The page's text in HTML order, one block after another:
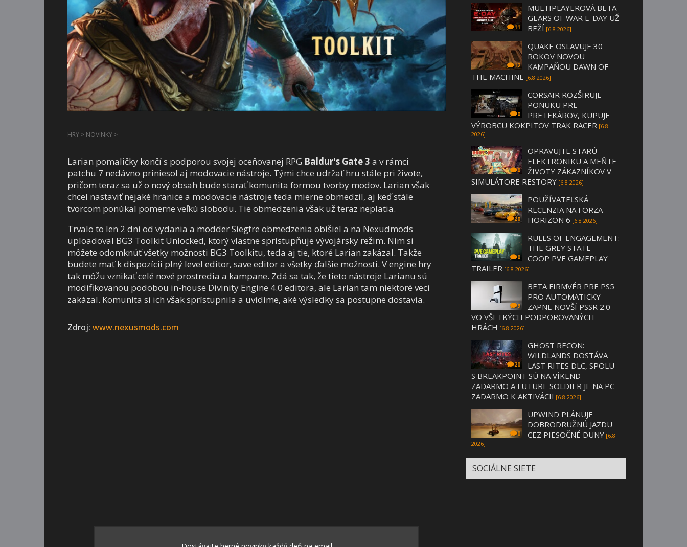
HRY > NOVINKY >
Larian pomaličky končí s podporou svojej oceňovanej RPG Baldur's Gate 3 a v rámci
patchu 7 nedávno priniesol aj modovacie nástroje. Tými chce udržať hru stále pri živote,
pričom teraz sa už o nový obsah bude starať komunita formou tvorby modov. Larian však
chcel nastaviť nejaké hranice a modovacie nástroje teda mierne obmedzil, aj keď stále
tvorcom ponúkal pomerne veľkú slobodu. Tie obmedzenia však už teraz neplatia.
Trvalo to len 2 dni od vydania a modder Siegfre obmedzenia obišiel a na Nexudmods
uploadoval BG3 Toolkit Unlocked, ktorý vlastne sprístupňuje vývojársky režim. Ním si
môžete odomknúť všetky možnosti BG3 Toolkitu, teda aj tie, ktoré Larian zakázal. Takže
budete mať k dispozícii plný level editor, save editor a všetky ďalšie možnosti. V engine hry
tak môžu vznikať celé nové prostredia a kampane. Zdá sa tak, že tieto nástroje Larianu sú
modifikovanou podobou in-house Divinity Engine 4.0 editora, ale Larian tam niektoré veci
zakázal. Komunita si ich však sprístupnila a uvidíme, aké výsledky sa postupne dostavia.
Zdroj: www.nexusmods.com
11
MULTIPLAYEROVÁ BETA
GEARS OF WAR E-DAY UŽ
BEŽÍ [6.8 2026]
12
QUAKE OSLAVUJE 30
ROKOV NOVOU
KAMPAŇOU DAWN OF
THE MACHINE [6.8 2026]
0
CORSAIR ROZŠIRUJE
PONUKU PRE
PRETEKÁROV, KUPUJE
VÝROBCU KOKPITOV TRAK RACER [6.8
2026]
0
OPRAVUJTE STARÚ
ELEKTRONIKU A MEŇTE
ŽIVOTY ZÁKAZNÍKOV V
SIMULÁTORE RESTORY [6.8 2026]
20
POUŽÍVATEĽSKÁ
RECENZIA NA FORZA
HORIZON 6 [6.8 2026]
0
RULES OF ENGAGEMENT:
THE GREY STATE -
COOP PVE GAMEPLAY
TRAILER [6.8 2026]
9
BETA FIRMVÉR PRE PS5
PRO AUTOMATICKY
ZAPNE NOVŠÍ PSSR 2.0
VO VŠETKÝCH PODPOROVANÝCH
HRÁCH [6.8 2026]
20
GHOST RECON:
WILDLANDS DOSTÁVA
LAST RITES DLC, SPOLU
S BREAKPOINT SÚ NA VÍKEND
ZADARMO A FUTURE SOLDIER JE NA PC
ZADARMO K AKTIVÁCII [6.8 2026]
0
UPWIND PLÁNUJE
DOBRODRUŽNÚ JAZDU
CEZ PIESOČNÉ DUNY [6.8
2026]
SOCIÁLNE SIETE